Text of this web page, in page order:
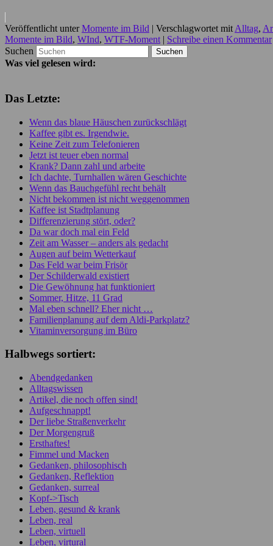
Veröffentlicht unter Momente im Bild | Verschlagwortet mit Alltag,
Momente im Bild, WInd, WTF-Moment | Schreibe einen Kommentar
Suchen
Was viel gelesen wird:
Das Letzte:
Wenn das blaue Häuschen zurückschlägt
Kaffee gibt es. Irgendwie.
Keine Zeit zum Telefonieren
Jetzt ist teuer eben normal
Krank? Dann zahl und arbeite
Ich dachte, Turnhallen wären Geschichte
Wenn das Bauchgefühl recht behält
Nicht bekommen ist nicht weggenommen
Kaffee ist Stadtplanung
Differenzierung stört, oder?
Da war doch mal ein Feld
Zeit am Wasser – anders als gedacht
Augen auf beim Wetterkauf
Das Feld war beim Frisör
Der Schilderwald existiert
Die Gewöhnung hat funktioniert
Sommer, Hitze, 11 Grad
Mal eben schnell? Eher nicht …
Familienplanung auf dem Aldi-Parkplatz?
Vitaminversorgung im Büro
Halbwegs sortiert:
Abendgedanken
Alltagswissen
Artikel, die noch offen sind!
Aufgeschnappt!
Der liebe Straßenverkehr
Der Morgengruß
Ersthaftes!
Fimmel und Macken
Gedanken, philosophisch
Gedanken, Reflektion
Gedanken, surreal
Kopf->Tisch
Leben, gesund & krank
Leben, real
Leben, virtuell
Leben, virtural